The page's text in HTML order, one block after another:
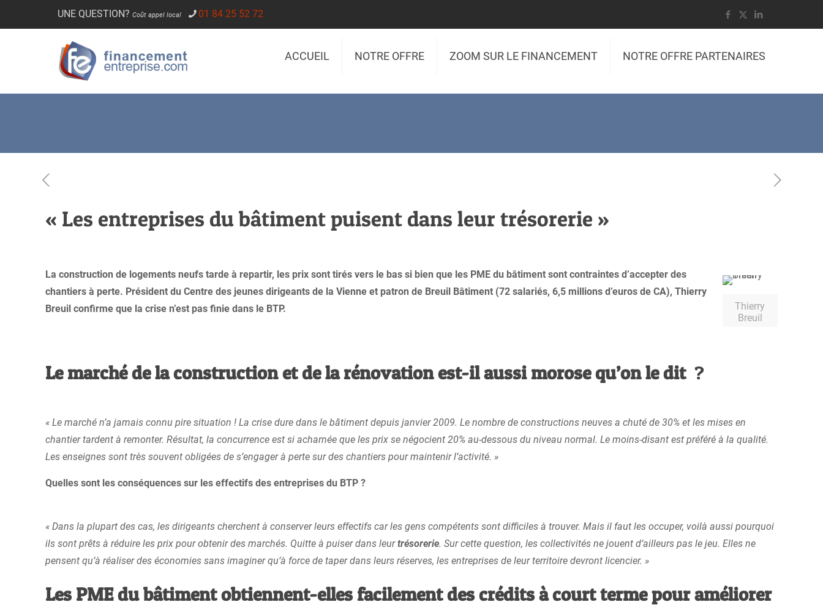
UNE QUESTION? Coût appel local 01 84 25 52 72
ACCUEIL NOTRE OFFRE ZOOM SUR LE FINANCEMENT NOTRE OFFRE PARTENAIRES
« Les entreprises du bâtiment puisent dans leur trésorerie »
Thierry
Breuil
La construction de logements neufs tarde à repartir, les prix sont tirés vers le bas si bien que les PME du bâtiment sont contraintes d’accepter des
chantiers à perte. Président du Centre des jeunes dirigeants de la Vienne et patron de Breuil Bâtiment (72 salariés, 6,5 millions d’euros de CA), Thierry
Breuil confirme que la crise n’est pas finie dans le BTP.
Le marché de la construction et de la rénovation est-il aussi morose qu’on le dit ?
« Le marché n’a jamais connu pire situation ! La crise dure dans le bâtiment depuis janvier 2009. Le nombre de constructions neuves a chuté de 30% et les mises en
chantier tardent à remonter. Résultat, la concurrence est si acharnée que les prix se négocient 20% au-dessous du niveau normal. Le moins-disant est préféré à la qualité.
Les enseignes sont très souvent obligées de s’engager à perte sur des chantiers pour maintenir l’activité. »
Quelles sont les conséquences sur les effectifs des entreprises du BTP ?
« Dans la plupart des cas, les dirigeants cherchent à conserver leurs effectifs car les gens compétents sont difficiles à trouver. Mais il faut les occuper, voilà aussi pourquoi
ils sont prêts à réduire les prix pour obtenir des marchés. Quitte à puiser dans leurtrésorerie. Sur cette question, les collectivités ne jouent d’ailleurs pas le jeu. Elles ne
pensent qu’à réaliser des économies sans imaginer qu’à force de taper dans leurs réserves, les entreprises de leur territoire devront licencier. »
Les PME du bâtiment obtiennent-elles facilement des crédits à court terme pour améliorer